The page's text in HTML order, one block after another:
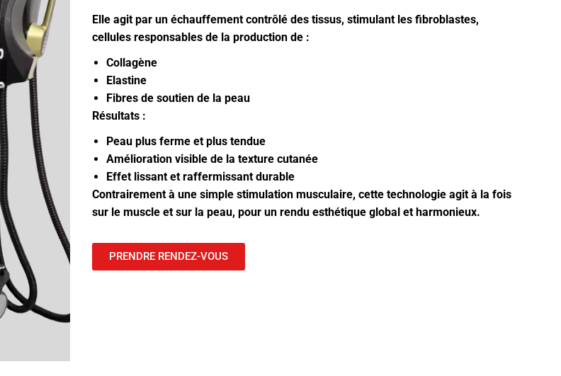
Elle agit par un échauffement contrôlé des tissus, stimulant les fibroblastes,
cellules responsables de la production de :
Collagène
Elastine
Fibres de soutien de la peau
Résultats :
Peau plus ferme et plus tendue
Amélioration visible de la texture cutanée
Effet lissant et raffermissant durable
Contrairement à une simple stimulation musculaire, cette technologie agit à la fois
sur le muscle et sur la peau, pour un rendu esthétique global et harmonieux.
PRENDRE RENDEZ-VOUS